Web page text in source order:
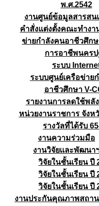
พ.ศ.2542
งานศูนย์ข้อมูลสารสน
คำสั่งแต่งตั้งคณะทำงา
ข่ายกำลังคนอาชีวศึก
การอาชีพนคร
ระบบ
ระบบศูนย์เครือข่าย
อาชีวศึกษา V-
รายงานการลดใช้พลั
หน่วยงานราชการ จังห
รางวัลที่ได้รับ
งานความร่วมมือ
งานวิจัยเเละพัฒนา
วิจัยในชั้นเรียน ปี
วิจัยในชั้นเรียน ปี
วิจัยในชั้นเรียน ปี
งานประกันคุณภาพสถา